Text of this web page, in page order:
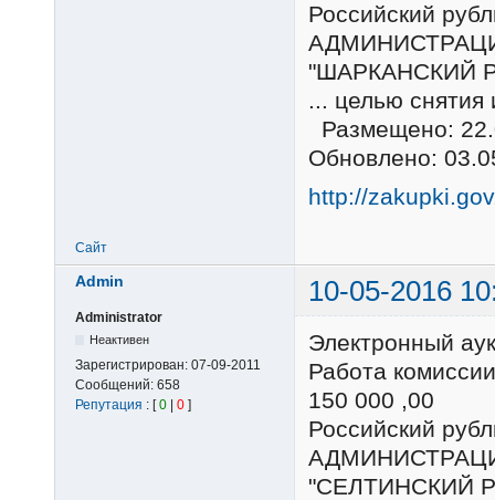
Российский
"ШАРКАНСКИЙ
... целью снятия
Размещено:
Обновлено:
http://
Сайт
Admin 10-05-2016
Administrator
Неактивен
Зарегистрирован: 07-09-2011
Сообщений: 658
Репутация : [0 0 ]
Электронный
Работа
150 000 ,00
Российский
"СЕЛТИНСКИЙ